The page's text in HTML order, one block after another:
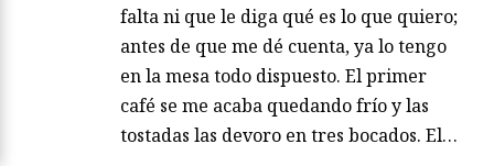
falta ni que le diga qué es lo que quiero;
antes de que me dé cuenta, ya lo tengo
en la mesa todo dispuesto. El primer
café se me acaba quedando frío y las
tostadas las devoro en tres bocados. El…